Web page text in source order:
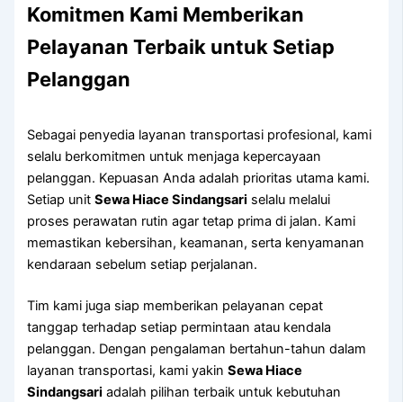
Komitmen Kami Memberikan
Pelayanan Terbaik untuk Setiap
Pelanggan
Sebagai penyedia layanan transportasi profesional, kami
selalu berkomitmen untuk menjaga kepercayaan
pelanggan. Kepuasan Anda adalah prioritas utama kami.
Setiap unitSewa Hiace Sindangsari selalu melalui
proses perawatan rutin agar tetap prima di jalan. Kami
memastikan kebersihan, keamanan, serta kenyamanan
kendaraan sebelum setiap perjalanan.
Tim kami juga siap memberikan pelayanan cepat
tanggap terhadap setiap permintaan atau kendala
pelanggan. Dengan pengalaman bertahun-tahun dalam
layanan transportasi, kami yakinSewa Hiace
Sindangsari adalah pilihan terbaik untuk kebutuhan